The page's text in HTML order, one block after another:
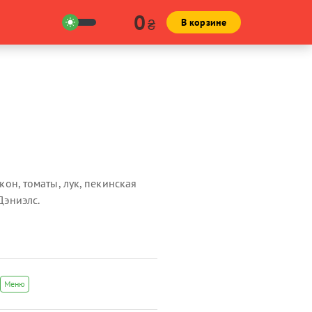
0₴ В корзине
томаты, лук, пекинская
Меню